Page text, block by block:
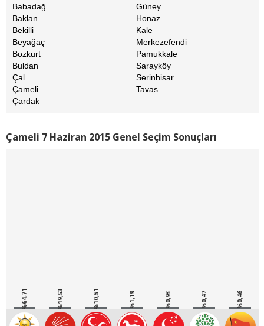
Babadağ
Baklan
Bekilli
Beyağaç
Bozkurt
Buldan
Çal
Çameli
Çardak
Güney
Honaz
Kale
Merkezefendi
Pamukkale
Sarayköy
Serinhisar
Tavas
Çameli 7 Haziran 2015 Genel Seçim Sonuçları
%64,71 %19,53 %10,51 %1,19 %0,93 %0,47 %0,46